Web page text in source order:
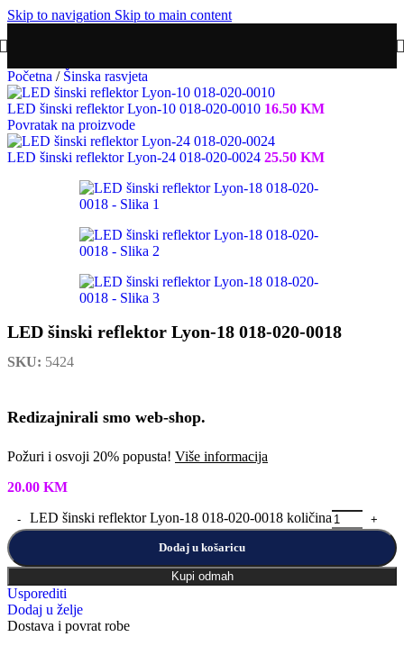
Skip to navigation Skip to main content
Početna / Šinska rasvjeta
LED šinski reflektor Lyon-10 018-020-0010 16.50 KM
Povratak na proizvode
LED šinski reflektor Lyon-24 018-020-0024 25.50 KM
LED šinski reflektor Lyon-18 018-020-0018
SKU: 5424
Redizajnirali smo web-shop.
Požuri i osvoji 20% popusta! Više informacija
20.00 KM
LED šinski reflektor Lyon-18 018-020-0018 količina
Dodaj u košaricu
Kupi odmah
Usporediti
Dodaj u želje
Dostava i povrat robe